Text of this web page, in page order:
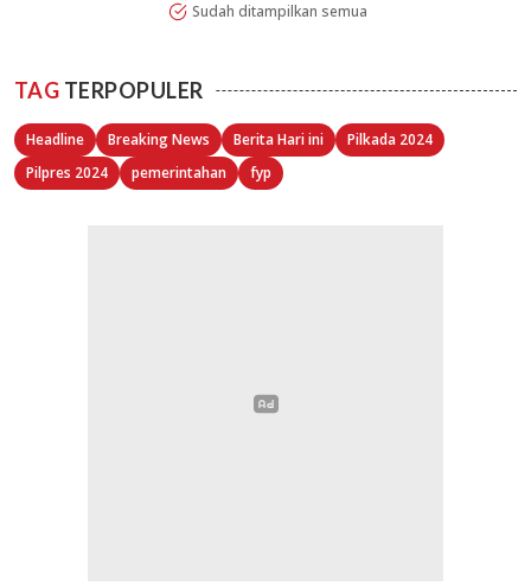
Sudah ditampilkan semua
TAG TERPOPULER
Headline Breaking News Berita Hari ini
Pilkada 2024
Pilpres 2024
pemerintahan fyp